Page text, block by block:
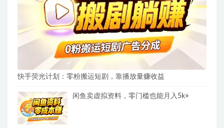
快手荧光计划：零粉搬运短剧，靠播放量赚收益
闲鱼卖虚拟资料，零门槛也能月入5k+